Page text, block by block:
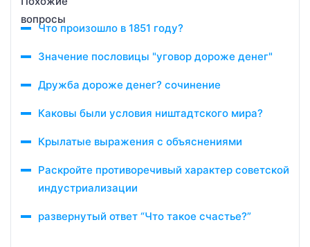
Что произошло в 1851 году?
Значение пословицы "уговор дороже денег"
Дружба дороже денег? сочинение
Каковы были условия ништадтского мира?
Крылатые выражения с объяснениями
Раскройте противоречивый характер советской
индустриализации
развернутый ответ “Что такое счастье?”